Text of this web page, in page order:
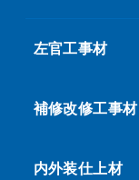
左官工事材
補修改修工事材
内外装仕上材